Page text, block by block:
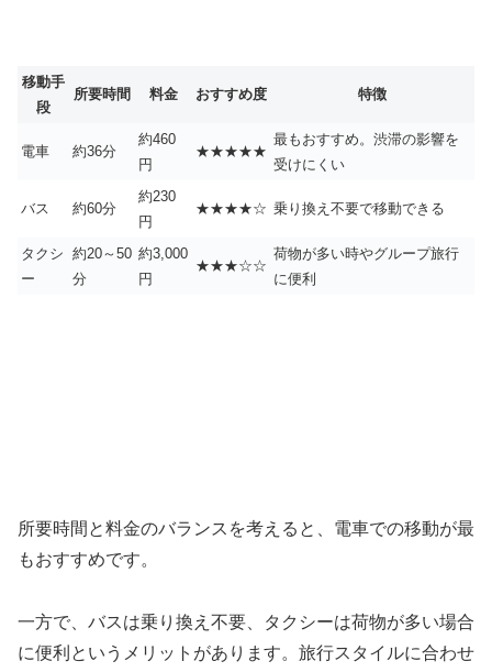
移動手
段
所要時間 料金 おすすめ度 特徴
電車 約36分
約460
円
★★★★★
最もおすすめ。渋滞の影響を
受けにくい
バス 約60分
約230
円
★★★★☆ 乗り換え不要で移動できる
タクシ
ー
約20～50
分
約3,000
円
★★★☆☆
荷物が多い時やグループ旅行
に便利
所要時間と料金のバランスを考えると、電車での移動が最
もおすすめです。
一方で、バスは乗り換え不要、タクシーは荷物が多い場合
に便利というメリットがあります。旅行スタイルに合わせ